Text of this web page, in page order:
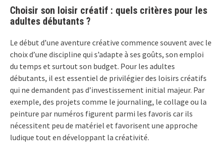
Choisir son loisir créatif : quels critères pour les
adultes débutants ?
Le début d’une aventure créative commence souvent avec le
choix d’une discipline qui s’adapte à ses goûts, son emploi
du temps et surtout son budget. Pour les adultes
débutants, il est essentiel de privilégier des loisirs créatifs
qui ne demandent pas d’investissement initial majeur. Par
exemple, des projets comme le journaling, le collage ou la
peinture par numéros figurent parmi les favoris car ils
nécessitent peu de matériel et favorisent une approche
ludique tout en développant la créativité.